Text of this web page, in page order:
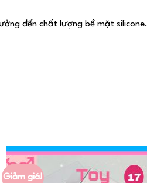
đến chất lượng bề mặt silicone.
Giảm giá!